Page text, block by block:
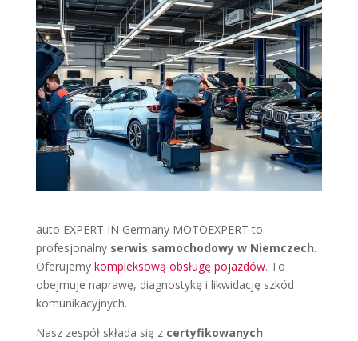
auto EXPERT IN Germany MOTOEXPERT to
profesjonalny serwis samochodowy w Niemczech.
Oferujemy kompleksową obsługę pojazdów. To
obejmuje naprawę, diagnostykę i likwidację szkód
komunikacyjnych.
Nasz zespół składa się z certyfikowanych